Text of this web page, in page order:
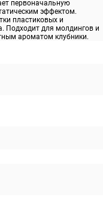
первоначальную
эффектом.
пластиковых и
Подходит для молдингов и
ароматом клубники.